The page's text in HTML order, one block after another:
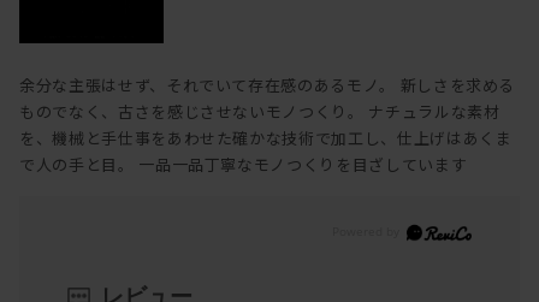
余分な主張はせず、それでいて存在感のあるモノ。 新しさを求める
ものでなく、古さを感じさせないモノつくり。 ナチュラルな素材
を、機械と手仕事をあわせた確かな技術で加工し、仕上げはあくま
で人の手と目。 一品一品丁寧なモノつくりを目ざしています